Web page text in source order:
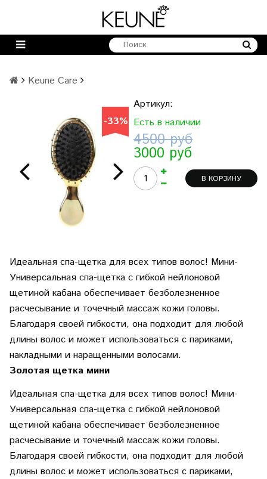
Keune Care
-33%
Артикул:
Есть в наличии
4500 руб
3000 руб
В КОРЗИНУ
Идеальная спа-щетка для всех типов волос! Мини-
Универсальная спа-щетка с гибкой нейлоновой
щетиной кабана обеспечивает безболезненное
расчесывание и точечный массаж кожи головы.
Благодаря своей гибкости, она подходит для любой
длины волос и может использоваться с париками,
накладными и наращенными волосами.
Золотая щетка мини
Идеальная спа-щетка для всех типов волос! Мини-
Универсальная спа-щетка с гибкой нейлоновой
щетиной кабана обеспечивает безболезненное
расчесывание и точечный массаж кожи головы.
Благодаря своей гибкости, она подходит для любой
длины волос и может использоваться с париками,